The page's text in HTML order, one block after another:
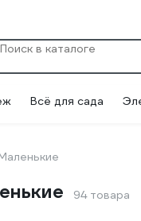
Всё для сада
94 товара